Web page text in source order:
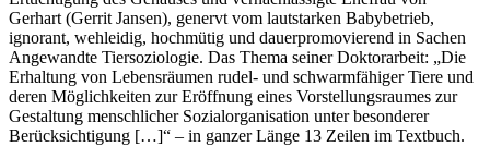
Gerhart (Gerrit Jansen), genervt vom lautstarken Babybetrieb,
ignorant, wehleidig, hochmütig und dauerpromovierend in Sachen
Angewandte Tiersoziologie. Das Thema seiner Doktorarbeit: „Die
Erhaltung von Lebensräumen rudel- und schwarmfähiger Tiere und
deren Möglichkeiten zur Eröffnung eines Vorstellungsraumes zur
Gestaltung menschlicher Sozialorganisation unter besonderer
Berücksichtigung […]“ – in ganzer Länge 13 Zeilen im Textbuch.